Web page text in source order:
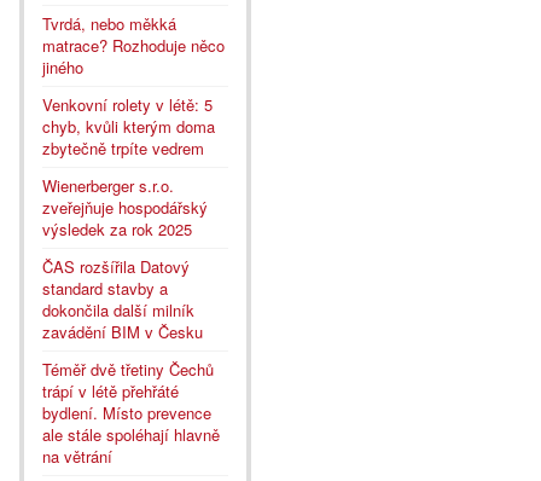
Tvrdá, nebo měkká
matrace? Rozhoduje něco
jiného
Venkovní rolety v létě: 5
chyb, kvůli kterým doma
zbytečně trpíte vedrem
Wienerberger s.r.o.
zveřejňuje hospodářský
výsledek za rok 2025
ČAS rozšířila Datový
standard stavby a
dokončila další milník
zavádění BIM v Česku
Téměř dvě třetiny Čechů
trápí v létě přehřáté
bydlení. Místo prevence
ale stále spoléhají hlavně
na větrání